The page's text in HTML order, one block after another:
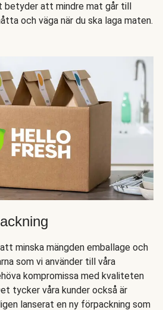
betyder att mindre mat går till
och väga när du ska laga maten.
minska mängden emballage och
som vi använder till våra
kompromissa med kvaliteten
tycker våra kunder också är
lanserat en ny förpackning som